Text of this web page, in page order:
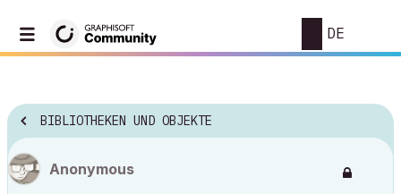
DE
BIBLIOTHEKEN UND OBJEKTE
Anonymous